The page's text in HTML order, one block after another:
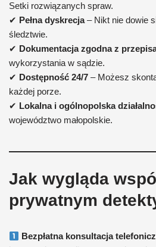
Setki rozwiązanych spraw.
✔ Pełna dyskrecja– Nikt nie dowie
śledztwie.
✔ Dokumentacja zgodna z
wykorzystania w sądzie.
✔ Dostępność 24/7 – Możesz
każdej porze.
✔ Lokalna i ogólnopolska
województwo małopolskie.
Jak wygląda
prywatnym
Bezpłatna konsultacja